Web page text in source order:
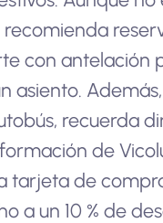
recomienda
con antelación
asiento.
recuerda
de
tarjeta de
a un 10 % de